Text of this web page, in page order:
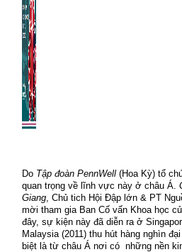
Do Tập đoàn PennWell (Hoa Kỳ) tổ
quan trọng về lĩnh vực này ở châu Á.
Giang, Chủ tich Hội Đập lớn & PT
mời tham gia Ban Cố vấn Khoa học
đây, sự kiện này đã diễn ra ở
Malaysia (2011) thu hút hàng nghìn
biệt là từ châu Á nơi có những nền